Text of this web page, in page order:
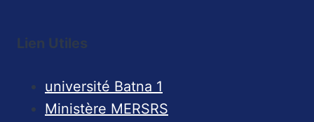
Lien Utiles
université Batna 1
Ministère MERSRS